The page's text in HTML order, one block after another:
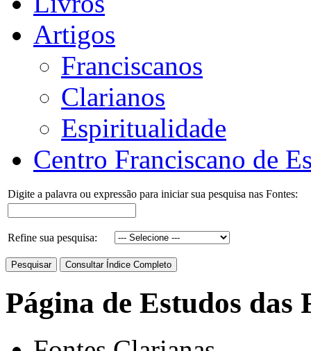
Artigos
Franciscanos
Clarianos
Espiritualidade
Centro Franciscano de
Digite a palavra ou expressão para iniciar sua pesquisa nas Fontes:
Refine sua pesquisa:
Página de Estudos das